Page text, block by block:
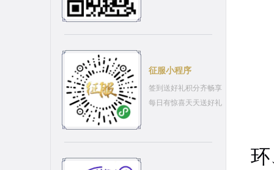
征服小程序
签到送好礼积分齐畅享
每日有惊喜天天送好礼